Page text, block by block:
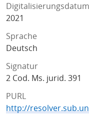
Digitalisierungsdatum
2021
Sprache
Deutsch
Signatur
2 Cod. Ms. jurid. 391
PURL
http://